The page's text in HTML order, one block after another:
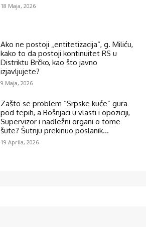
18 Maja, 2026
Ako ne postoji „entitetizacija“, g. Miliću,
kako to da postoji kontinuitet RS u
Distriktu Brčko, kao što javno
izjavljujete?
9 Maja, 2026
Zašto se problem “Srpske kuće” gura
pod tepih, a Bošnjaci u vlasti i opoziciji,
Supervizor i nadležni organi o tome
šute? Šutnju prekinuo poslanik...
19 Aprila, 2026